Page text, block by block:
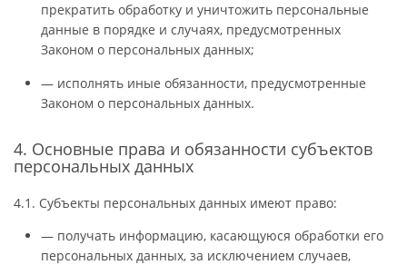
прекратить обработку и уничтожить персональные
данные в порядке и случаях, предусмотренных
Законом о персональных данных;
— исполнять иные обязанности, предусмотренные
Законом о персональных данных.
4. Основные права и обязанности субъектов
персональных данных
4.1. Субъекты персональных данных имеют право:
— получать информацию, касающуюся обработки его
персональных данных, за исключением случаев,